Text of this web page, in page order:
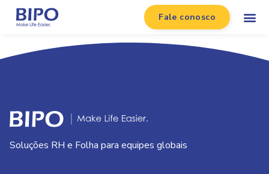
Fale conosco
Soluções RH e Folha para equipes globais